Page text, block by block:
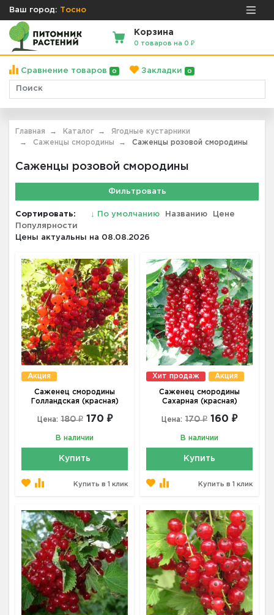
Ваш город: Тосно
Корзина
0 товаров на 0 ₽
Сравнение товаров 0 Закладки 0
Главная Каталог
Ягодные кустарники
Саженцы смородины
Саженцы розовой смородины
Саженцы розовой смородины
Фильтровать
Сортировать: ↓ По умолчанию Названию
Цене
Популярности
Цены актуальны на 08.08.2026
Акция
Саженец смородины
Голландская (красная)
Цена: 180 ₽ 170 ₽
В наличии
Купить
Купить в 1 клик
Хит продаж Акция
Саженец смородины
Сахарная (красная)
Цена: 170 ₽ 160 ₽
В наличии
Купить
Купить в 1 клик